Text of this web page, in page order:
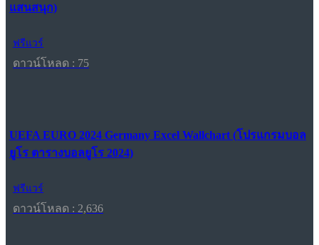
แสนสนุก)
ฟรีแวร์
ดาวน์โหลด : 75
UEFA EURO 2024 Germany Excel Wallchart (โปรแกรมบอล
ยูโร ตารางบอลยูโร 2024)
ฟรีแวร์
ดาวน์โหลด : 2,636